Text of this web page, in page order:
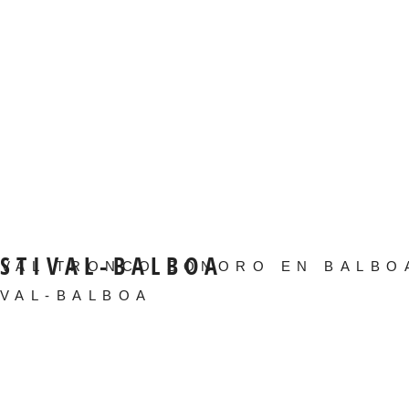
BALBOA
TRONCO SONORO EN
BALBOA